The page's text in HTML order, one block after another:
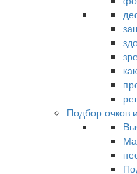
Подбор очков